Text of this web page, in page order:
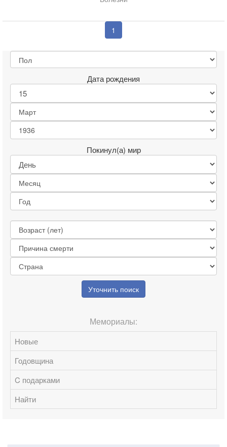
1
Дата рождения
Покинул(а) мир
Уточнить поиск
Мемориалы:
Новые
Годовщина
C подарками
Найти